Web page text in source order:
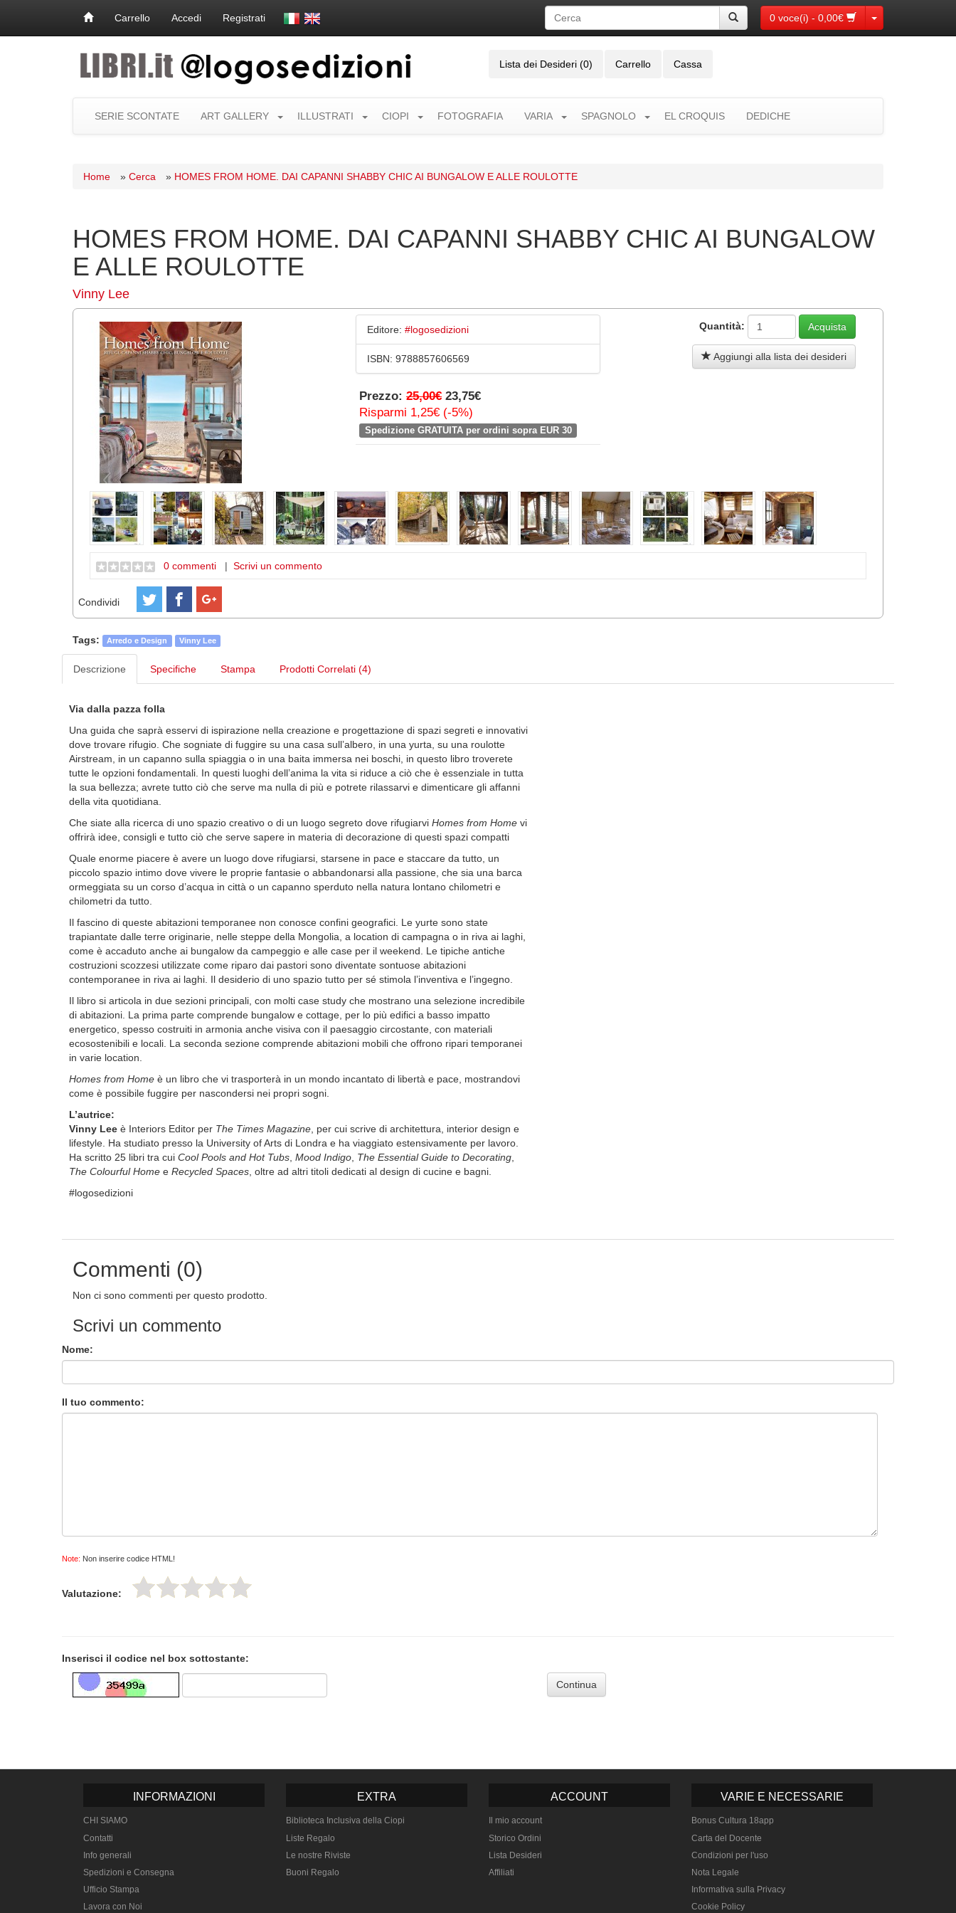
0 voce(i) - 0,00€ Toggle Dropdown
Carrello Accedi Registrati
Lista dei Desideri (0) Carrello Cassa
SERIE SCONTATE ART GALLERY ILLUSTRATI CIOPI FOTOGRAFIA VARIA SPAGNOLO EL CROQUIS DEDICHE
Home » Cerca » HOMES FROM HOME. DAI CAPANNI SHABBY CHIC AI BUNGALOW E ALLE ROULOTTE
HOMES FROM HOME. DAI CAPANNI SHABBY CHIC AI BUNGALOW
E ALLE ROULOTTE
Vinny Lee
Editore: #logosedizioni
ISBN: 9788857606569
Prezzo: 25,00€ 23,75€
Risparmi 1,25€ (-5%)
Spedizione GRATUITA per ordini sopra EUR 30
Quantità:
Aggiungi alla lista dei desideri
0 commenti | Scrivi un commento
Condividi
Tags: Arredo e Design Vinny Lee
Descrizione Specifiche Stampa Prodotti Correlati (4)
Via dalla pazza folla
Una guida che saprà esservi di ispirazione nella creazione e progettazione di spazi segreti e innovativi
dove trovare rifugio. Che sogniate di fuggire su una casa sull’albero, in una yurta, su una roulotte
Airstream, in un capanno sulla spiaggia o in una baita immersa nei boschi, in questo libro troverete
tutte le opzioni fondamentali. In questi luoghi dell’anima la vita si riduce a ciò che è essenziale in tutta
la sua bellezza; avrete tutto ciò che serve ma nulla di più e potrete rilassarvi e dimenticare gli affanni
della vita quotidiana.
Che siate alla ricerca di uno spazio creativo o di un luogo segreto dove rifugiarvi Homes from Home vi
offrirà idee, consigli e tutto ciò che serve sapere in materia di decorazione di questi spazi compatti
Quale enorme piacere è avere un luogo dove rifugiarsi, starsene in pace e staccare da tutto, un
piccolo spazio intimo dove vivere le proprie fantasie o abbandonarsi alla passione, che sia una barca
ormeggiata su un corso d’acqua in città o un capanno sperduto nella natura lontano chilometri e
chilometri da tutto.
Il fascino di queste abitazioni temporanee non conosce confini geografici. Le yurte sono state
trapiantate dalle terre originarie, nelle steppe della Mongolia, a location di campagna o in riva ai laghi,
come è accaduto anche ai bungalow da campeggio e alle case per il weekend. Le tipiche antiche
costruzioni scozzesi utilizzate come riparo dai pastori sono diventate sontuose abitazioni
contemporanee in riva ai laghi. Il desiderio di uno spazio tutto per sé stimola l’inventiva e l’ingegno.
Il libro si articola in due sezioni principali, con molti case study che mostrano una selezione incredibile
di abitazioni. La prima parte comprende bungalow e cottage, per lo più edifici a basso impatto
energetico, spesso costruiti in armonia anche visiva con il paesaggio circostante, con materiali
ecosostenibili e locali. La seconda sezione comprende abitazioni mobili che offrono ripari temporanei
in varie location.
Homes from Home è un libro che vi trasporterà in un mondo incantato di libertà e pace, mostrandovi
come è possibile fuggire per nascondersi nei propri sogni.
L’autrice:
Vinny Lee è Interiors Editor per The Times Magazine, per cui scrive di architettura, interior design e
lifestyle. Ha studiato presso la University of Arts di Londra e ha viaggiato estensivamente per lavoro.
Ha scritto 25 libri tra cui Cool Pools and Hot Tubs, Mood Indigo, The Essential Guide to Decorating,
The Colourful Home e Recycled Spaces, oltre ad altri titoli dedicati al design di cucine e bagni.
#logosedizioni
Commenti (0)
Non ci sono commenti per questo prodotto.
Scrivi un commento
Nome:
Il tuo commento:
Note: Non inserire codice HTML!
Valutazione:
Inserisci il codice nel box sottostante:
Continua
INFORMAZIONI
CHI SIAMO
Contatti
Info generali
Spedizioni e Consegna
Ufficio Stampa
Lavora con Noi
EXTRA
Biblioteca Inclusiva della Ciopi
Liste Regalo
Le nostre Riviste
Buoni Regalo
ACCOUNT
Il mio account
Storico Ordini
Lista Desideri
Affiliati
VARIE E NECESSARIE
Bonus Cultura 18app
Carta del Docente
Condizioni per l'uso
Nota Legale
Informativa sulla Privacy
Cookie Policy